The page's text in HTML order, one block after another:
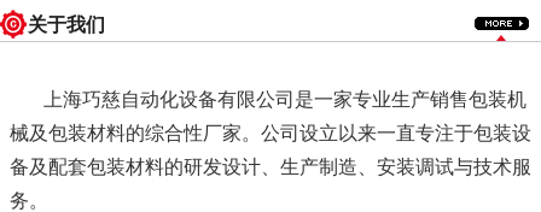
关于我们
上海巧慈自动化设备有限公司是一家专业生产销售包装机
械及包装材料的综合性厂家。公司设立以来一直专注于包装设
备及配套包装材料的研发设计、生产制造、安装调试与技术服
务。